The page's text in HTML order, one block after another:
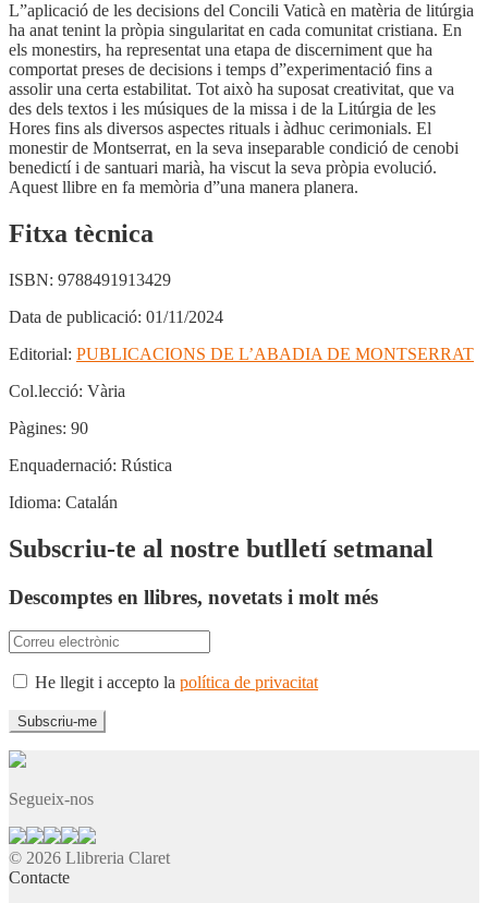
L”aplicació de les decisions del Concili Vaticà en matèria de litúrgia
ha anat tenint la pròpia singularitat en cada comunitat cristiana. En
els monestirs, ha representat una etapa de discerniment que ha
comportat preses de decisions i temps d”experimentació fins a
assolir una certa estabilitat. Tot això ha suposat creativitat, que va
des dels textos i les músiques de la missa i de la Litúrgia de les
Hores fins als diversos aspectes rituals i àdhuc cerimonials. El
monestir de Montserrat, en la seva inseparable condició de cenobi
benedictí i de santuari marià, ha viscut la seva pròpia evolució.
Aquest llibre en fa memòria d”una manera planera.
Fitxa tècnica
ISBN: 9788491913429
Data de publicació: 01/11/2024
Editorial: PUBLICACIONS DE L’ABADIA DE MONTSERRAT
Col.lecció: Vària
Pàgines: 90
Enquadernació: Rústica
Idioma: Catalán
Subscriu-te al nostre butlletí setmanal
Descomptes en llibres, novetats i molt més
He llegit i accepto la política de privacitat
Segueix-nos
© 2026 Llibreria Claret
Contacte